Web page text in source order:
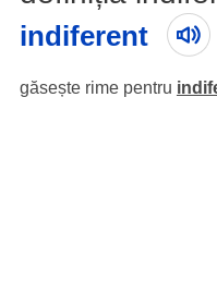
indiferent
găsește rime pentru